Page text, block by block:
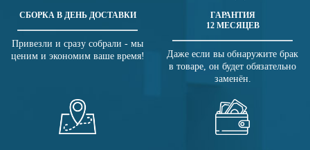
СБОРКА В ДЕНЬ ДОСТАВКИ
Привезли и сразу собрали - мы
ценим и экономим ваше время!
ГАРАНТИЯ
12 МЕСЯЦЕВ
Даже если вы обнаружите брак
в товаре, он будет обязательно
заменён.